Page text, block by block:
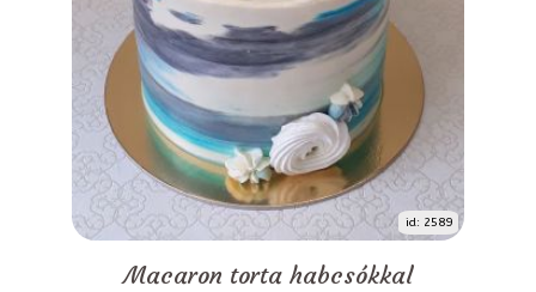
id: 2589
Macaron torta habcsókkal